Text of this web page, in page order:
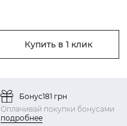
Купить в 1 клик
Бонус181 грн
Оплачивай покупки бонусами
подробнее